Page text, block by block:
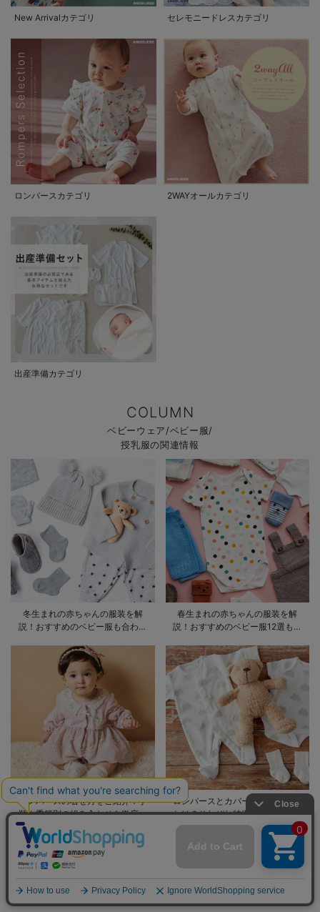
New Arrivalカテゴリ セレモニードレスカテゴリ
ロンパースカテゴリ 2WAYオールカテゴリ
出産準備カテゴリ
COLUMN
ベビーウェア/ベビー服/
授乳服の関連情報
冬生まれの赤ちゃんの服装を解
説！おすすめのベビー服も合わせ
春生まれの赤ちゃんの服装を解
説！おすすめのベビー服12選も合
ロンパースの着せ方をご紹介！手
順や季節別の組み合わせを徹底解
ロンパースとカバーオールの違い
とは？それぞれ特徴やおすすめ商
品をご紹介
ベビーに関する